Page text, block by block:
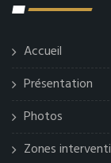
Accueil
Présentation
Photos
Zones